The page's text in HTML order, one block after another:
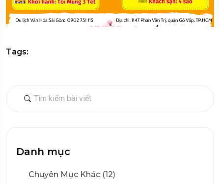
Danh mục
Chuyên Mục Khác (12)
Tags: